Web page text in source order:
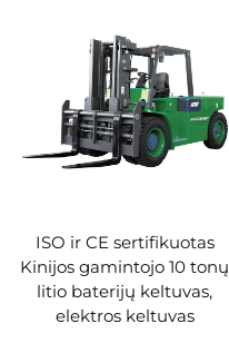
ISO ir CE sertifikuotas
Kinijos gamintojo 10 tonų
litio baterijų keltuvas,
elektros keltuvas